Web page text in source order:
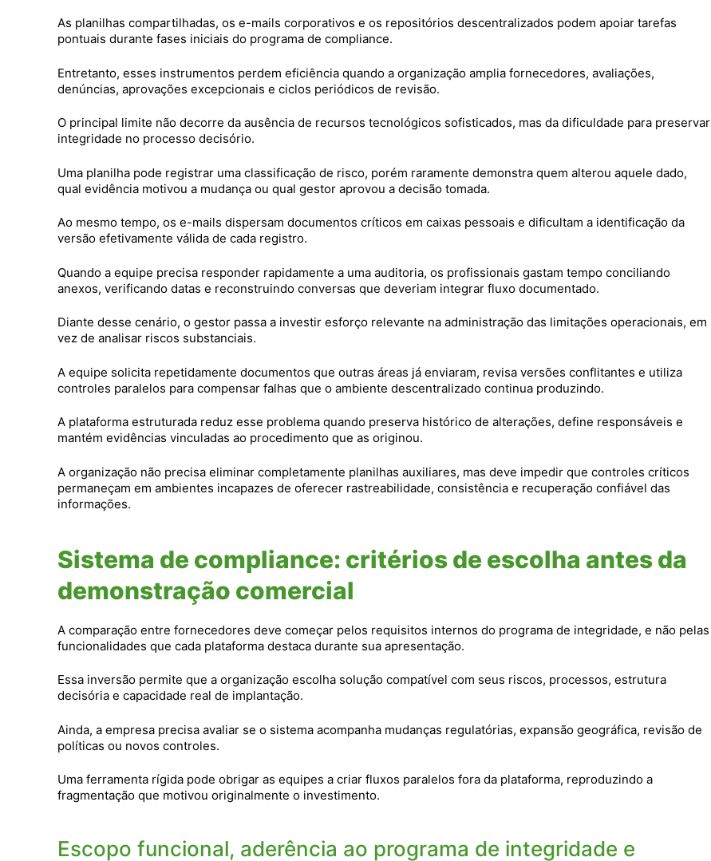
As planilhas compartilhadas, os e-mails corporativos e os repositórios descentralizados podem apoiar tarefas
pontuais durante fases iniciais do programa de compliance.
Entretanto, esses instrumentos perdem eficiência quando a organização amplia fornecedores, avaliações,
denúncias, aprovações excepcionais e ciclos periódicos de revisão.
O principal limite não decorre da ausência de recursos tecnológicos sofisticados, mas da dificuldade para preservar
integridade no processo decisório.
Uma planilha pode registrar uma classificação de risco, porém raramente demonstra quem alterou aquele dado,
qual evidência motivou a mudança ou qual gestor aprovou a decisão tomada.
Ao mesmo tempo, os e-mails dispersam documentos críticos em caixas pessoais e dificultam a identificação da
versão efetivamente válida de cada registro.
Quando a equipe precisa responder rapidamente a uma auditoria, os profissionais gastam tempo conciliando
anexos, verificando datas e reconstruindo conversas que deveriam integrar fluxo documentado.
Diante desse cenário, o gestor passa a investir esforço relevante na administração das limitações operacionais, em
vez de analisar riscos substanciais.
A equipe solicita repetidamente documentos que outras áreas já enviaram, revisa versões conflitantes e utiliza
controles paralelos para compensar falhas que o ambiente descentralizado continua produzindo.
A plataforma estruturada reduz esse problema quando preserva histórico de alterações, define responsáveis e
mantém evidências vinculadas ao procedimento que as originou.
A organização não precisa eliminar completamente planilhas auxiliares, mas deve impedir que controles críticos
permaneçam em ambientes incapazes de oferecer rastreabilidade, consistência e recuperação confiável das
informações.
Sistema de compliance: critérios de escolha antes da
demonstração comercial
A comparação entre fornecedores deve começar pelos requisitos internos do programa de integridade, e não pelas
funcionalidades que cada plataforma destaca durante sua apresentação.
Essa inversão permite que a organização escolha solução compatível com seus riscos, processos, estrutura
decisória e capacidade real de implantação.
Ainda, a empresa precisa avaliar se o sistema acompanha mudanças regulatórias, expansão geográfica, revisão de
políticas ou novos controles.
Uma ferramenta rígida pode obrigar as equipes a criar fluxos paralelos fora da plataforma, reproduzindo a
fragmentação que motivou originalmente o investimento.
Escopo funcional, aderência ao programa de integridade e